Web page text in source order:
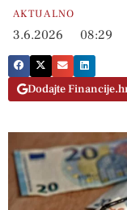
AKTUALNO
3.6.2026 08:29
Dodajte